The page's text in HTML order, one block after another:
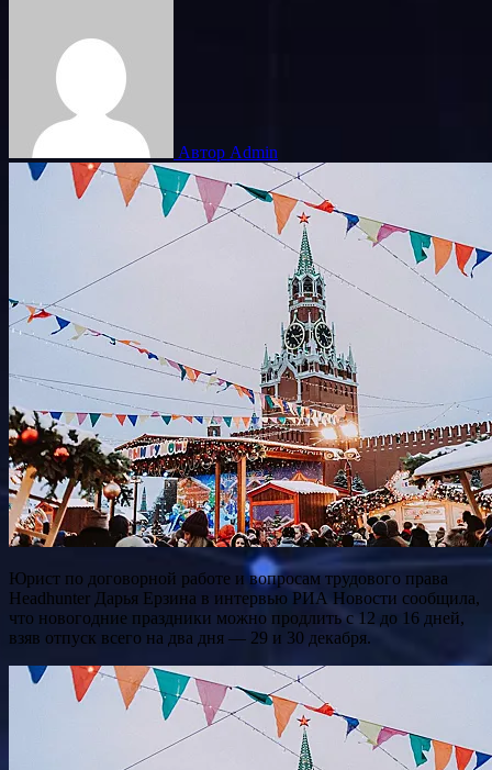
Автор Admin
Юрист по договорной работе и вопросам трудового права
Headhunter Дарья Ерзина в интервью РИА Новости сообщила,
что новогодние праздники можно продлить с 12 до 16 дней,
взяв отпуск всего на два дня — 29 и 30 декабря.